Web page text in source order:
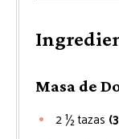
Masa de
2 ½tazas